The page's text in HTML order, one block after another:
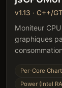
v1.13 · C++/
Moniteur
graphiques
Per-Core
Power (Intel